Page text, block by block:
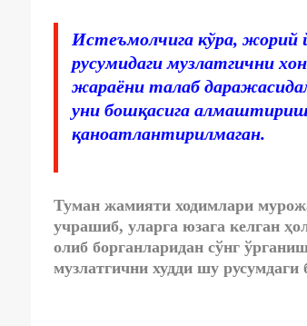
Истеъмолчига кўра, жорий
русумидаги музлатгични
жараёни талаб
уни бошқасига
қаноатлантирилмаган.
Туман жамияти ходимлари
учрашиб, уларга юзага келган
олиб борганларидан сўнг
музлатгични худди шу